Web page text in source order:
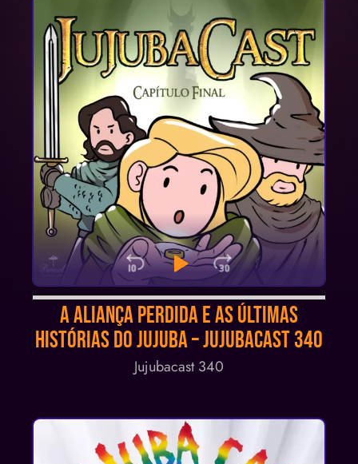
Audio
Player
Skip Backward
Play Pause
Jump
A aliança perdida e as ÚLTIMAS
histórias do Jujuba – Jujubacast 340
Jujubacast 340